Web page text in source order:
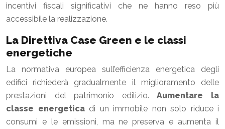
incentivi fiscali significativi che ne hanno reso più
accessibile la realizzazione.
La Direttiva Case Green e le classi
energetiche
La normativa europea sull’efficienza energetica degli
edifici richiederà gradualmente il miglioramento delle
prestazioni del patrimonio edilizio.Aumentare la
classe energeticadi un immobile non solo riduce i
consumi e le emissioni, ma ne preserva e aumenta il